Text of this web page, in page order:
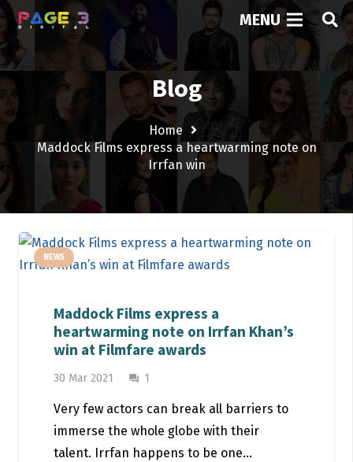
MENU
Blog
Home
Maddock Films express a heartwarming note on
Irrfan win
NEWS
Maddock Films express a
heartwarming note on Irrfan Khan’s
win at Filmfare awards
30 Mar 2021 question_answer 1
Very few actors can break all barriers to
immerse the whole globe with their
talent. Irrfan happens to be one…